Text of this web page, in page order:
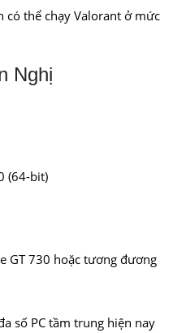
thể chạy Valorant ở mức
Nghị
(64-bit)
GT 730 hoặc tương đương
số PC tầm trung hiện nay